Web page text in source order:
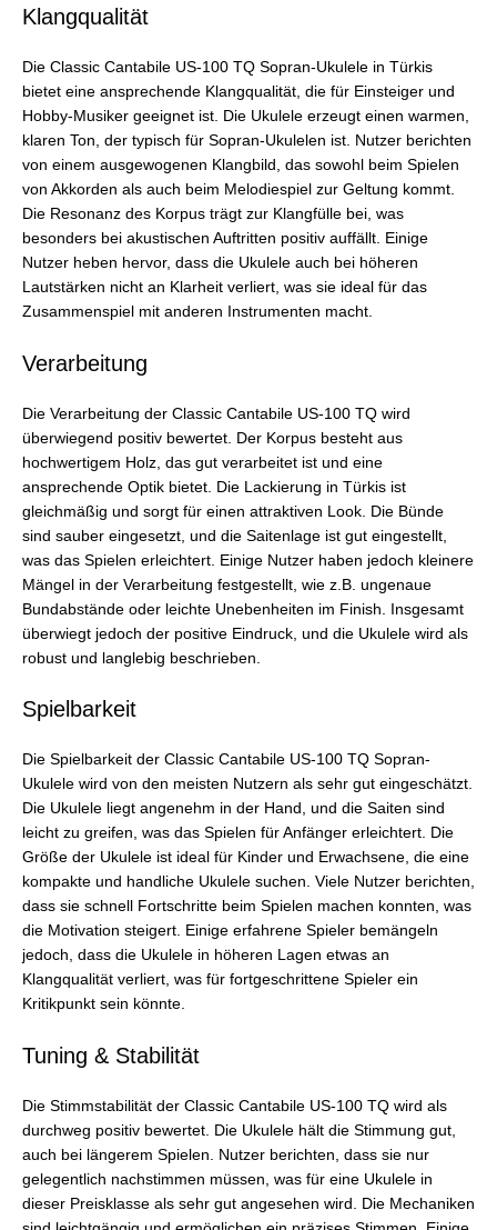
Klangqualität
Die Classic Cantabile US-100 TQ Sopran-Ukulele in Türkis
bietet eine ansprechende Klangqualität, die für Einsteiger und
Hobby-Musiker geeignet ist. Die Ukulele erzeugt einen warmen,
klaren Ton, der typisch für Sopran-Ukulelen ist. Nutzer berichten
von einem ausgewogenen Klangbild, das sowohl beim Spielen
von Akkorden als auch beim Melodiespiel zur Geltung kommt.
Die Resonanz des Korpus trägt zur Klangfülle bei, was
besonders bei akustischen Auftritten positiv auffällt. Einige
Nutzer heben hervor, dass die Ukulele auch bei höheren
Lautstärken nicht an Klarheit verliert, was sie ideal für das
Zusammenspiel mit anderen Instrumenten macht.
Verarbeitung
Die Verarbeitung der Classic Cantabile US-100 TQ wird
überwiegend positiv bewertet. Der Korpus besteht aus
hochwertigem Holz, das gut verarbeitet ist und eine
ansprechende Optik bietet. Die Lackierung in Türkis ist
gleichmäßig und sorgt für einen attraktiven Look. Die Bünde
sind sauber eingesetzt, und die Saitenlage ist gut eingestellt,
was das Spielen erleichtert. Einige Nutzer haben jedoch kleinere
Mängel in der Verarbeitung festgestellt, wie z.B. ungenaue
Bundabstände oder leichte Unebenheiten im Finish. Insgesamt
überwiegt jedoch der positive Eindruck, und die Ukulele wird als
robust und langlebig beschrieben.
Spielbarkeit
Die Spielbarkeit der Classic Cantabile US-100 TQ Sopran-
Ukulele wird von den meisten Nutzern als sehr gut eingeschätzt.
Die Ukulele liegt angenehm in der Hand, und die Saiten sind
leicht zu greifen, was das Spielen für Anfänger erleichtert. Die
Größe der Ukulele ist ideal für Kinder und Erwachsene, die eine
kompakte und handliche Ukulele suchen. Viele Nutzer berichten,
dass sie schnell Fortschritte beim Spielen machen konnten, was
die Motivation steigert. Einige erfahrene Spieler bemängeln
jedoch, dass die Ukulele in höheren Lagen etwas an
Klangqualität verliert, was für fortgeschrittene Spieler ein
Kritikpunkt sein könnte.
Tuning & Stabilität
Die Stimmstabilität der Classic Cantabile US-100 TQ wird als
durchweg positiv bewertet. Die Ukulele hält die Stimmung gut,
auch bei längerem Spielen. Nutzer berichten, dass sie nur
gelegentlich nachstimmen müssen, was für eine Ukulele in
dieser Preisklasse als sehr gut angesehen wird. Die Mechaniken